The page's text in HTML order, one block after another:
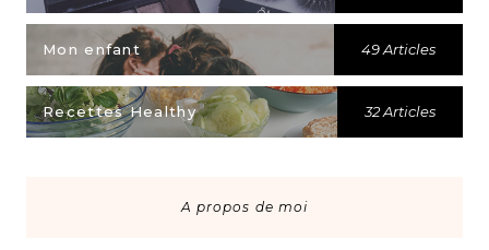
Mon enfant 49 Articles
Recettes Healthy 32 Articles
A propos de moi